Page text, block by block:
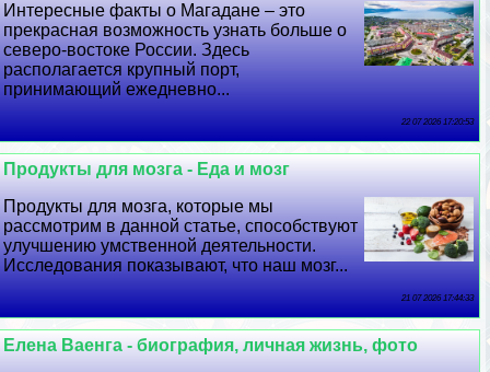
Интересные факты о Магадане – это
прекрасная возможность узнать больше о
северо-востоке России. Здесь
располагается крупный порт,
принимающий ежедневно...
22 07 2026 17:20:53
Продукты для мозга - Еда и мозг
Продукты для мозга, которые мы
рассмотрим в данной статье, способствуют
улучшению умственной деятельности.
Исследования показывают, что наш мозг...
21 07 2026 17:44:33
Елена Ваенга - биография, личная жизнь, фото